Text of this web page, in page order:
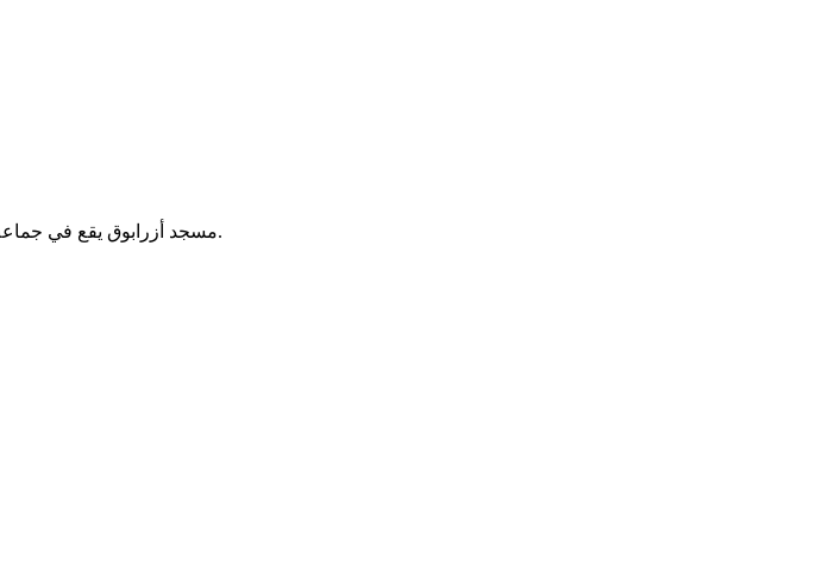
مسجد أزرابوق يقع في جماعة مجاط بإقليم شيشاوة، المغرب. يُستخدم لأداء الصلوات الخمس والجمعة دون خدمات إضافية موثقة.